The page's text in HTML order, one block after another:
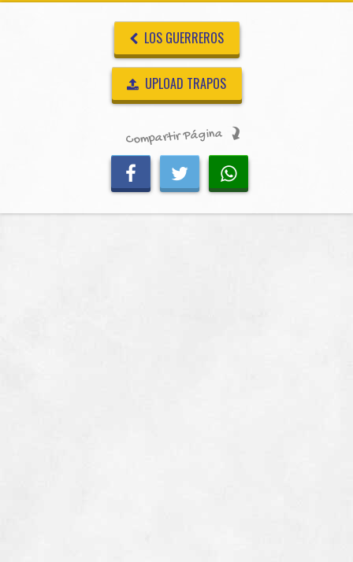
LOS GUERREROS
UPLOAD TRAPOS
Compartir Página